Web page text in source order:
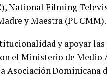
National Filming
y Maestra (PUCMM).
y apoyar
el Ministerio de Medio
Asociación Dominicana